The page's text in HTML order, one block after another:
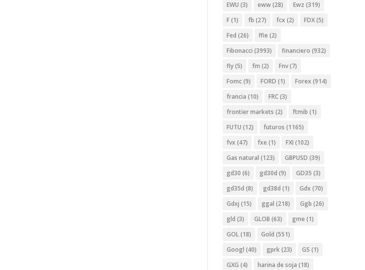
EWU (3) eww(28) Ewz (319)
F(1) fb (27) fcx (2) FDX(5)
Fed (26) ffie (2)
Fibonacci (3993) financiero (932)
fly(5) fm (2) Fnv(7)
Fomc(9) FORD (1) Forex (914)
francia (10) FRC(3)
frontier markets (2) ftmib (1)
FUTU (12) futuros (1165)
fvx (47) fxe (1) FXI (102)
Gas natural (123) GBPUSD (39)
gd30 (6) gd30d (9) GD35 (3)
gd35d (8) gd38d (1) Gdx (70)
Gdxj (15) ggal (218) Ggb (26)
gld (3) GLOB (63) gme (1)
GOL(18) Gold (551)
Googl (40) gprk(23) GS (1)
GXG (4) harina de soja (18)